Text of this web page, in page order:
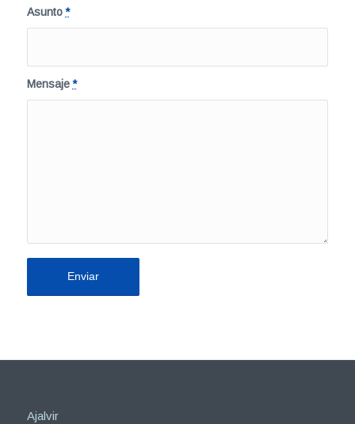
Asunto*
Mensaje*
Ajalvir